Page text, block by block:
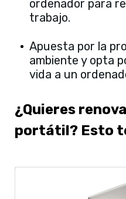
ordenador para
trabajo.
Apuesta por la
ambiente y opta
vida a un
¿Quieres
portátil? Esto